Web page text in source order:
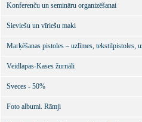
Konferenču un semināru organizēšanai
Sieviešu un vīriešu maki
Marķēšanas pistoles – uzlīmes, tekstilpistoles,
Veidlapas-Kases žurnāli
Sveces - 50%
Foto albumi. Rāmji